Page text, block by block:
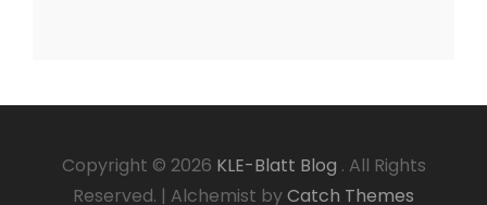
Copyright © 2026 KLE-Blatt Blog . All Rights
Reserved. | Alchemist byCatch Themes